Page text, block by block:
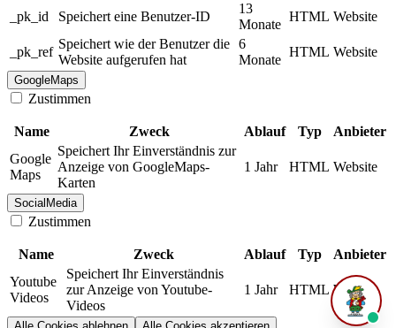
_pk_id Speichert eine Benutzer-ID
13
Monate
HTML Website
_pk_ref
Speichert wie der Benutzer die
Website aufgerufen hat
6
Monate
HTML Website
GoogleMaps
Zustimmen
Name Zweck Ablauf Typ
Anbieter
Google
Maps
Speichert Ihr Einverständnis zur
Anzeige von GoogleMaps-
Karten
1 Jahr HTML Website
SocialMedia
Zustimmen
Name Zweck Ablauf Typ
Anbieter
Youtube
Videos
Speichert Ihr Einverständnis
zur Anzeige von Youtube-
Videos
1 Jahr HTML Website